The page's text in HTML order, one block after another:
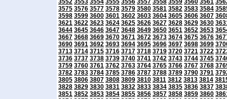
3552 3553 3554 3555 3556 3557 3558 3559 3560 3561
3575 3576 3577 3578 3579 3580 3581 3582 3583 3584
3598 3599 3600 3601 3602 3603 3604 3605 3606 3607
3621 3622 3623 3624 3625 3626 3627 3628 3629 3630
3644 3645 3646 3647 3648 3649 3650 3651 3652 3653
3667 3668 3669 3670 3671 3672 3673 3674 3675 3676
3690 3691 3692 3693 3694 3695 3696 3697 3698 3699
3713 3714 3715 3716 3717 3718 3719 3720 3721 3722
3736 3737 3738 3739 3740 3741 3742 3743 3744 3745
3759 3760 3761 3762 3763 3764 3765 3766 3767 3768
3782 3783 3784 3785 3786 3787 3788 3789 3790 3791
3805 3806 3807 3808 3809 3810 3811 3812 3813 3814
3828 3829 3830 3831 3832 3833 3834 3835 3836 3837
3851 3852 3853 3854 3855 3856 3857 3858 3859 3860